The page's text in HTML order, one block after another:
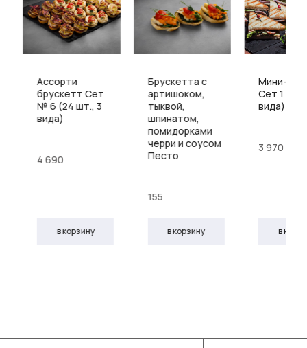
Ассорти
брускетт Сет
№ 6 (24 шт., 3
вида)
4 690
в корзину
Брускетта с
артишоком,
тыквой,
шпинатом,
помидорками
черри и соусом
Песто
155
в корзину
Мини-
Сет 1 (24
вида)
3 970
в